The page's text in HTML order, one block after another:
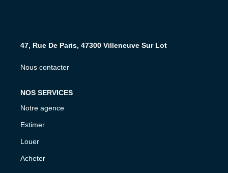
EN
47, Rue De Paris, 47300 Villeneuve Sur Lot
Nous contacter
NOS SERVICES
Notre agence
Estimer
Louer
Acheter